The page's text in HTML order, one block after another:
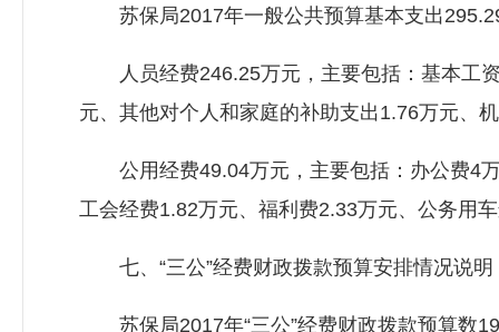
苏保局2017年一般公共预算基本支出
人员经费246.25万元，主要包括：基本工资
元、其他对个人和家庭的补助支出1.76万元、
公用经费49.04万元，主要包括：办公费4万
工会经费1.82万元、福利费2.33万元、公务用
七、“三公”经费财政拨款预算安排情况说明
苏保局2017年“三公”经费财政拨款预算数